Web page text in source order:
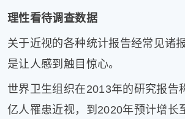
片
动
更
﹥
理性看待调查数据
关于近视的各种统计报告经常见诸
是让人感到触目惊心。
世界卫生组织在2013年的研究报告
亿人罹患近视，到2020年预计增长